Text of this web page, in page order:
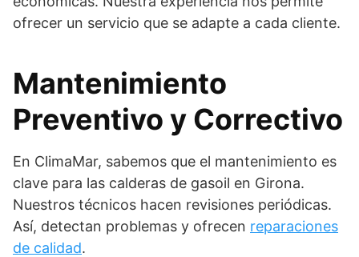
ofrecer un servicio que se adapte a cada cliente.
Mantenimiento
Preventivo y Correctivo
En ClimaMar, sabemos que el mantenimiento es
clave para las calderas de gasoil en Girona.
Nuestros técnicos hacen revisiones periódicas.
Así, detectan problemas y ofrecen reparaciones
de calidad.